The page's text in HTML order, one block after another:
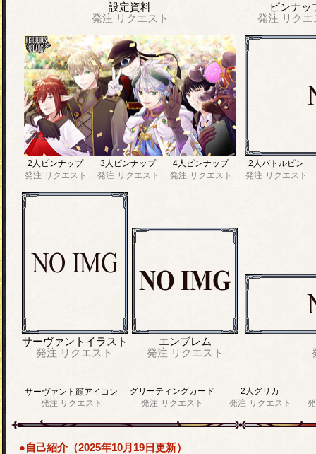
設定資料
発注 リクエスト
ピンナッ
発注 リク
2人ピンナップ
発注 リクエスト
3人ピンナップ
発注 リクエスト
4人ピンナップ
発注 リクエスト
2人バトルピン
発注 リクエスト
サーヴァントイラスト
発注 リクエスト
エンブレム
発注 リクエスト
サーヴァント顔アイコン
発注 リクエスト
グリーティングカード
発注 リクエスト
2人グリカ
発注 リクエスト
●自己紹介（2025年10月19日更新）